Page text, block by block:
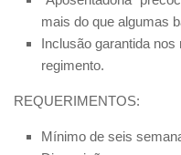
mais do que algumas
Inclusão garantida
regimento.
REQUERIMENTOS:
Mínimo de seis